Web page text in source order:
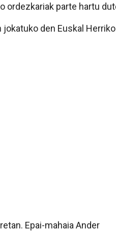
ordezkariak parte hartu
den Euskal Herriko
Epai-mahaia Ander